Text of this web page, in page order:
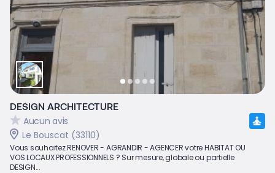
DESIGN ARCHITECTURE
Aucun avis
Le Bouscat (33110)
Vous souhaitez RENOVER - AGRANDIR - AGENCER votre HABITAT OU
VOS LOCAUX PROFESSIONNELS ? Sur mesure, globale ou partielle
DESIGN...